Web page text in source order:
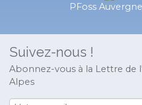
PFoss
Suivez-nous !
Abonnez-vous à la Lettre de
Alpes